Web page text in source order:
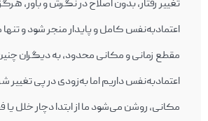
تغییر رفتار، بدون اصلاح در نگرش و باور،
اعتمادبه‌نفس کامل و پایدار منجر شود و
مقطع زمانی و مکانی محدود، به دیگران
اعتمادبه‌نفس داریم اما به‌زودی در پی تغییر
مکانی، روشن می‌شود ما از ابتدا دچار خلل یا